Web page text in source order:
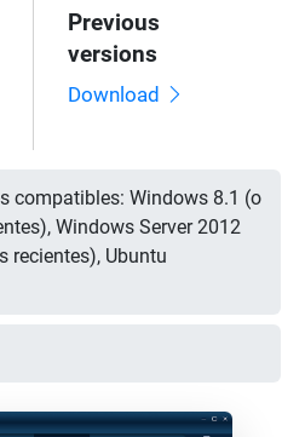
Previous
versions
Download
compatibles: Windows 8.1 (o
Windows Server 2012
recientes), Ubuntu